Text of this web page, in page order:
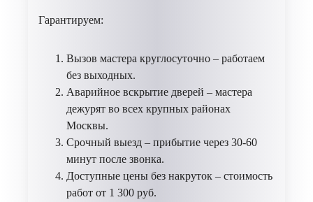
Гарантируем:
Вызов мастера круглосуточно – работаем
без выходных.
Аварийное вскрытие дверей – мастера
дежурят во всех крупных районах
Москвы.
Срочный выезд – прибытие через 30-60
минут после звонка.
Доступные цены без накруток – стоимость
работ от 1 300 руб.